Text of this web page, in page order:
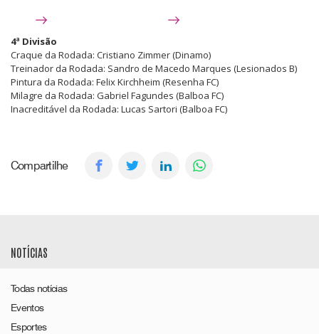
4ª Divisão
Craque da Rodada: Cristiano Zimmer (Dinamo)
Treinador da Rodada: Sandro de Macedo Marques (Lesionados B)
Pintura da Rodada: Felix Kirchheim (Resenha FC)
Milagre da Rodada: Gabriel Fagundes (Balboa FC)
Inacreditável da Rodada: Lucas Sartori (Balboa FC)
Compartilhe
NOTÍCIAS
Todas notícias
Eventos
Esportes